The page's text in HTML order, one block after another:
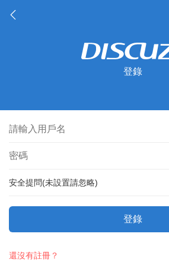
登錄
安全提問(未設置請忽略)
登錄
還沒有註冊？